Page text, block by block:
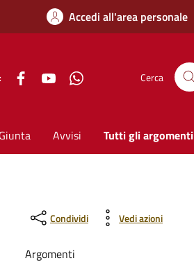
Accedi all'area personale
FacebookYouTube Cerca
Giunta Avvisi Tutti gli argomenti
Condividi Vedi azioni
Argomenti